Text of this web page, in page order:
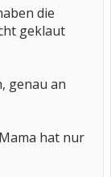
die
geklaut
genau an
hat nur